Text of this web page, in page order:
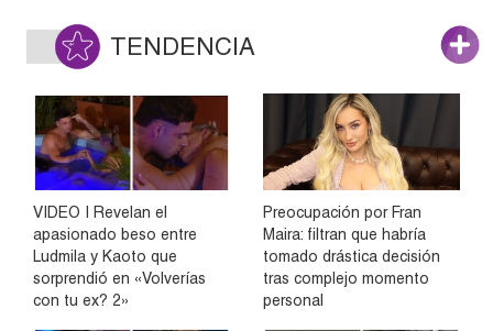
TENDENCIA
VIDEO | Revelan el
apasionado beso entre
Ludmila y Kaoto que
sorprendió en «Volverías
con tu ex? 2»
Preocupación por Fran
Maira: filtran que habría
tomado drástica decisión
tras complejo momento
personal